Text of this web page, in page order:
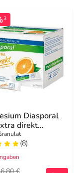
3
Diasporal
direkt
(8)
€